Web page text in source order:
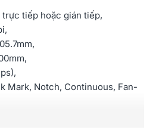
trực tiếp hoặc gián tiếp,
Mark, Notch, Continuous, Fan-